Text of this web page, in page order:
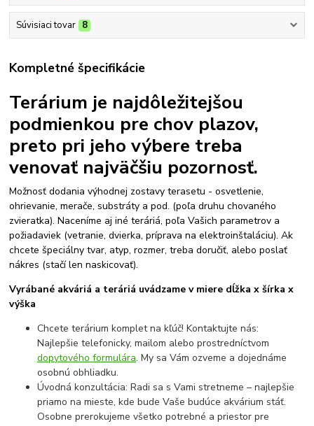
Súvisiaci tovar 8
Kompletné špecifikácie
Terárium je najdôležitejšou
podmienkou pre chov plazov,
preto pri jeho výbere treba
venovať najväčšiu pozornosť.
Možnosť dodania výhodnej zostavy terasetu - osvetlenie,
ohrievanie, merače, substráty a pod. (poľa druhu chovaného
zvieratka). Naceníme aj iné teráriá, poľa Vašich parametrov a
požiadaviek (vetranie, dvierka, príprava na elektroinštaláciu). Ak
chcete špeciálny tvar, atyp, rozmer, treba doručiť, alebo poslať
nákres (stačí len naskicovať).
Vyrábané akváriá a teráriá uvádzame v miere dĺžka x šírka x
výška
Chcete terárium komplet na kľúč! Kontaktujte nás:
Najlepšie telefonicky, mailom alebo prostredníctvom
dopytového formulára. My sa Vám ozveme a dojednáme
osobnú obhliadku.
Úvodná konzultácia: Radi sa s Vami stretneme – najlepšie
priamo na mieste, kde bude Vaše budúce akvárium stáť.
Osobne prerokujeme všetko potrebné a priestor pre